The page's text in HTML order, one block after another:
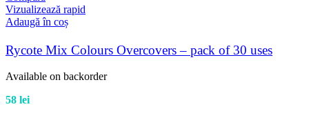
Vizualizează rapid
Adaugă în coș
Rycote Mix Colours Overcovers – pack of 30 uses
Available on backorder
58 lei